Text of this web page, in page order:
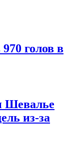
голов в
Шевалье
из-за